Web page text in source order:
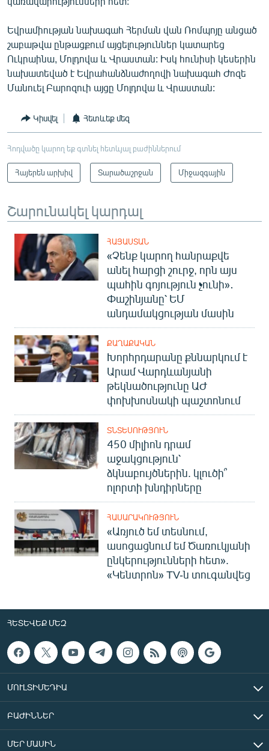
Եվրամիության նախագահ Հերման վան Ռոմպոյը անցած
շաբաթվա ընթացքում այցելություններ կատարեց
Ուկրաինա, Մոլդովա և Վրաստան: Իսկ հունիսի կեսերին
նախատեված է Եվրահանձնաժողովի նախագահ Ժոզե
Մանուել Բարոզուի այցը Մոլդովա և Վրաստան:
Կիսվել Հետևեք մեզ
Հոդվածը կարող եք գտնել հետևյալ բաժիններում
Հայերեն արխիվ Տարածաշրջան Միջազգային
Շարունակել կարդալ
ՀԱՅԱՍՏԱՆ
«Չենք կարող հանրաքվե
անել հարցի շուրջ, որն այս
պահին գոյություն չունի»․
Փաշինյանը՝ ԵՄ
անդամակցության մասին
ՔԱՂԱՔԱԿԱՆ
Խորհրդարանը քննարկում է
Արամ Վարդևանյանի
թեկնածությունը ԱԺ
փոխխոսնակի պաշտոնում
ՏՆՏԵՍՈՒԹՅՈՒՆ
450 միլիոն դրամ
աջակցություն՝
ձկնաբույծներին. կլուծի՞
ոլորտի խնդիրները
ՀԱՍԱՐԱԿՈՒԹՅՈՒՆ
«Առյուծ եմ տեսնում,
ասոցացնում եմ Ծառուկյանի
ընկերությունների հետ».
«Կենտրոն» TV-ն տուգանվեց
ՀԵՏԵՎԵՔ ՄԵԶ
ՄՈՒԼՏԻՄԵԴԻԱ
ԲԱԺԻՆՆԵՐ
ՄԵՐ ՄԱՍԻՆ